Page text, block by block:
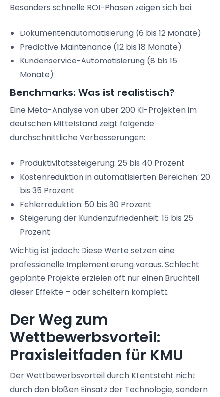
Besonders schnelle ROI-Phasen zeigen sich bei:
Dokumentenautomatisierung (6 bis 12 Monate)
Predictive Maintenance (12 bis 18 Monate)
Kundenservice-Automatisierung (8 bis 15
Monate)
Benchmarks: Was ist realistisch?
Eine Meta-Analyse von über 200 KI-Projekten im
deutschen Mittelstand zeigt folgende
durchschnittliche Verbesserungen:
Produktivitätssteigerung: 25 bis 40 Prozent
Kostenreduktion in automatisierten Bereichen: 20
bis 35 Prozent
Fehlerreduktion: 50 bis 80 Prozent
Steigerung der Kundenzufriedenheit: 15 bis 25
Prozent
Wichtig ist jedoch: Diese Werte setzen eine
professionelle Implementierung voraus. Schlecht
geplante Projekte erzielen oft nur einen Bruchteil
dieser Effekte – oder scheitern komplett.
Der Weg zum
Wettbewerbsvorteil:
Praxisleitfaden für KMU
Der Wettbewerbsvorteil durch KI entsteht nicht
durch den bloßen Einsatz der Technologie, sondern